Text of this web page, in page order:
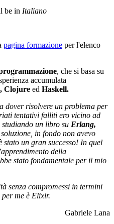
be in Italiano
pagina formazione per l'elenco
, che si basa su
accumulata
Clojure ed Haskell.
dover risolvere un problema per
tentativi falliti ero vicino ad
un libro su Erlang,
in fondo non avevo
un gran successo! In quel
della
stato fondamentale per il mio
senza compromessi in termini
me è Elixir.
Gabriele Lana